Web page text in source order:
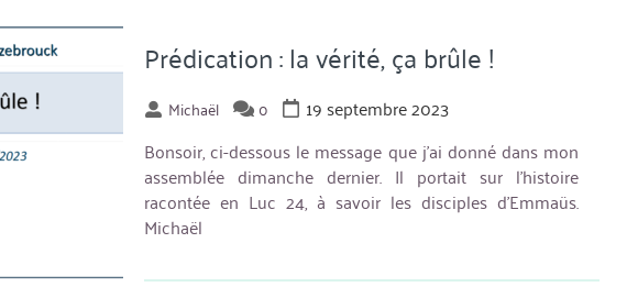
Prédication : la vérité, ça brûle !
Michaël 0
19 septembre 2023
Bonsoir, ci-dessous le message que j’ai donné dans mon
assemblée dimanche dernier. Il portait sur l’histoire
racontée en Luc 24, à savoir les disciples d’Emmaüs.
Michaël